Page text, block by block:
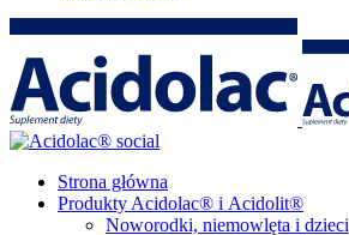
Strona główna
Produkty Acidolac® i Acidolit®
Noworodki, niemowlęta i dzieci